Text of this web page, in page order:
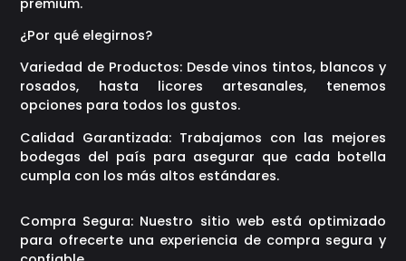
¿Por qué elegirnos?
Variedad de Productos: Desde vinos tintos, blancos y
rosados, hasta licores artesanales, tenemos
opciones para todos los gustos.
Calidad Garantizada: Trabajamos con las mejores
bodegas del país para asegurar que cada botella
cumpla con los más altos estándares.
Compra Segura: Nuestro sitio web está optimizado
para ofrecerte una experiencia de compra segura y